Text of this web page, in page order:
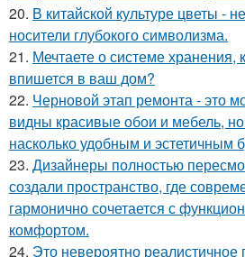
20. В китайской культуре цветы -
носители глубокого символизма.
21. Мечтаете о системе хранения,
впишется в ваш дом?
22. Черновой этап ремонта - это
видны красивые обои и мебель,
насколько удобным и эстетичным
23. Дизайнеры полностью
создали пространство, где
гармонично сочетается с
комфортом.
24. Это невероятно реалистичное